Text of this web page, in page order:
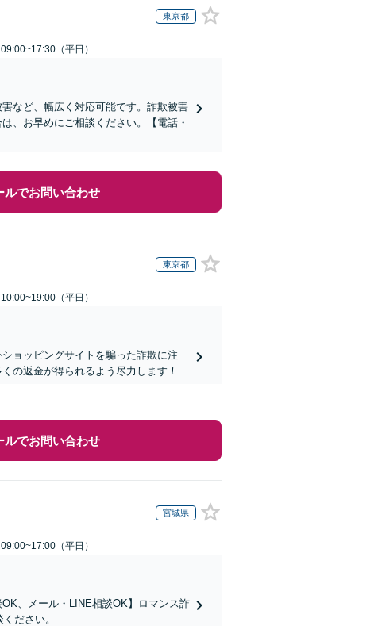
東京都
（平日）
など、幅広く対応可能です。詐欺被害
、お早めにご相談ください。【電話・
ルでお問い合わせ
東京都
（平日）
ョッピングサイトを騙った詐欺に注
の返金が得られるよう尽力します！
ルでお問い合わせ
宮城県
（平日）
、メール・LINE相談OK】ロマンス詐
ださい。